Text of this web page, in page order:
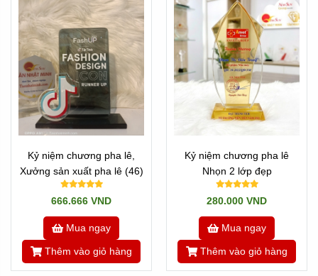
Kỷ niệm chương pha lê,
Xưởng sản xuất pha lê (46)
666.666 VND
Mua ngay
Thêm vào giỏ hàng
Kỷ niệm chương pha lê
Nhọn 2 lớp đẹp
280.000 VND
Mua ngay
Thêm vào giỏ hàng